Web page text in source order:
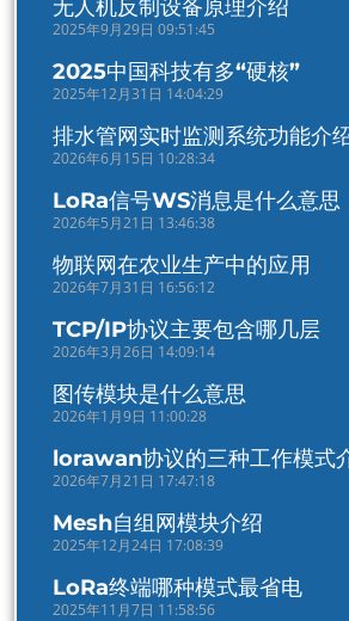
无人机反制设备原理介绍
2025年9月29日 09:51:45
2025中国科技有多“硬核”
2025年12月31日 14:04:29
排水管网实时监测系统功能介
2026年6月15日 10:28:34
LoRa信号WS消息是什么意思
2026年5月21日 13:46:38
物联网在农业生产中的应用
2026年7月31日 16:56:12
TCP/IP协议主要包含哪几层
2026年3月26日 14:09:14
图传模块是什么意思
2026年1月9日 11:00:28
lorawan协议的三种工作模式
2026年7月21日 17:47:18
Mesh自组网模块介绍
2025年12月24日 17:08:39
LoRa终端哪种模式最省电
2025年11月7日 11:58:56